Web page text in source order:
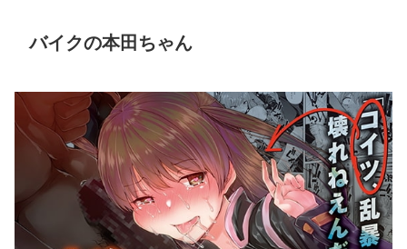
バイクの本田ちゃん